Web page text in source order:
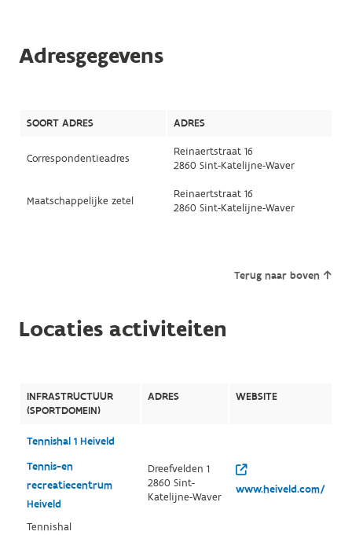
Adresgegevens
SOORT ADRES ADRES
Correspondentieadres
Reinaertstraat 16
2860 Sint-Katelijne-Waver
Maatschappelijke zetel
Reinaertstraat 16
2860 Sint-Katelijne-Waver
Terug naar boven
Locaties activiteiten
INFRASTRUCTUUR
(SPORTDOMEIN)
ADRES WEBSITE
Tennishal 1 Heiveld
Tennis-en
recreatiecentrum
Heiveld
Tennishal
Dreefvelden 1
2860 Sint-
Katelijne-Waver
www.heiveld.com/